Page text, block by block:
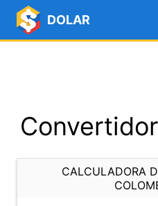
DOLAR
CALCULADORA